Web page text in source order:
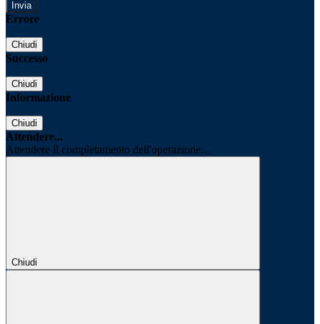
Errore
Chiudi
Successo
Chiudi
Informazione
Chiudi
Attendere...
Attendere il completamento dell'operazione...
Chiudi